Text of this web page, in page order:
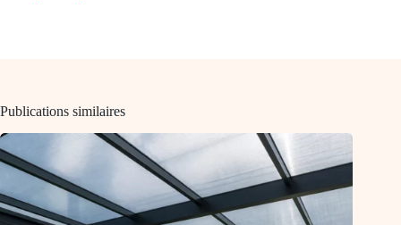
Publications similaires